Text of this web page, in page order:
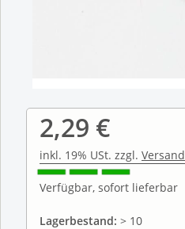
2,29 €
inkl. 19% USt. zzgl. Versand
Verfügbar, sofort lieferbar
Lagerbestand: > 10